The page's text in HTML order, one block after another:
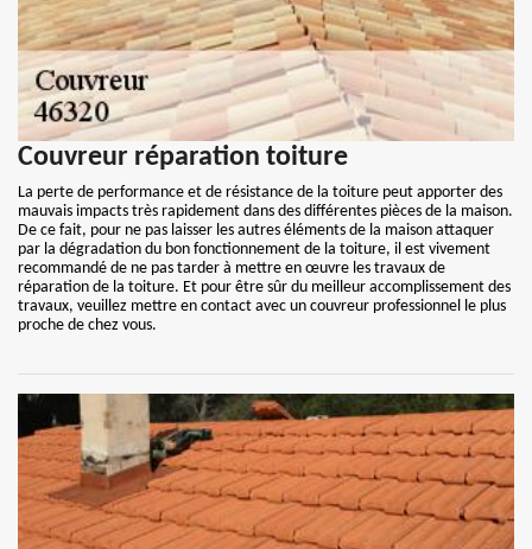
Couvreur réparation toiture
La perte de performance et de résistance de la toiture peut apporter des
mauvais impacts très rapidement dans des différentes pièces de la maison.
De ce fait, pour ne pas laisser les autres éléments de la maison attaquer
par la dégradation du bon fonctionnement de la toiture, il est vivement
recommandé de ne pas tarder à mettre en œuvre les travaux de
réparation de la toiture. Et pour être sûr du meilleur accomplissement des
travaux, veuillez mettre en contact avec un couvreur professionnel le plus
proche de chez vous.